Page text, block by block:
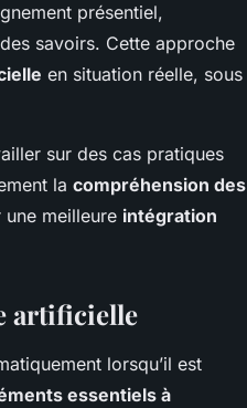
présentiel,
savoirs. Cette approche
en situation réelle, sous
sur des cas pratiques
la compréhension des
meilleure intégration
artificielle
lorsqu’il est
essentiels à